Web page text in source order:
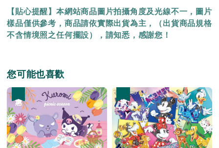
【貼心提醒】本網站商品圖片拍攝角度及光線不一，圖片
樣品僅供參考，商品請依實際出貨為主，（出貨商品規格
不含情境照之任何擺設），請知悉，感謝您！
您可能也喜歡